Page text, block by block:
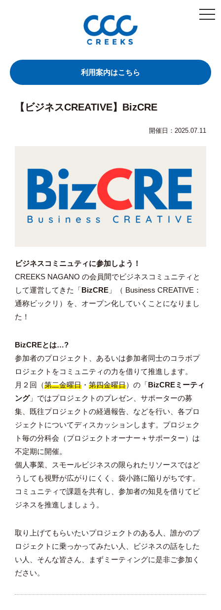
利用案内はこちら
【ビジネスCREATIVE】BizCRE
開催日：2025.07.11
ビジネスコミニュティに参加しよう！
CREEKS NAGANO の会員間でビジネスコミュニティと
して運営してきた「BizCRE 」（ Business CREATIVE ：
通称ビックリ ）を、オープン化していくことになりまし
た！
BizCREとは…?
参加者のプロジェクト、あるいは参加者同士のコラボプ
ロジェクトをコミュニティの力を借りて推進します。
月２回（第二金曜日 ・ 第四金曜日）の「BizCREミーティ
ング」ではプロジェクトのプレゼン、サポーターの募
集、既往プロジェクトの経過報告、などを行い、各プロ
ジェクトについてディスカッションします。プロジェク
ト毎の分科会（プロジェクトオーナー＋サポーター）は
不定期に開催。
個人事業、スモールビジネスの限られたリソースではど
うしても視野が広がりにくく、袋小路に陥りがちです。
コミュニティで課題を共有し、参加者の知見を借りてビ
ジネスを推進しましょう。
取り上げてもらいたいプロジェクトのある人、誰かのプ
ロジェクトに乗っかってみたい人、ビジネスの話をした
い人、そんな皆さん、まずミーティングに是非ご参加く
ださい。